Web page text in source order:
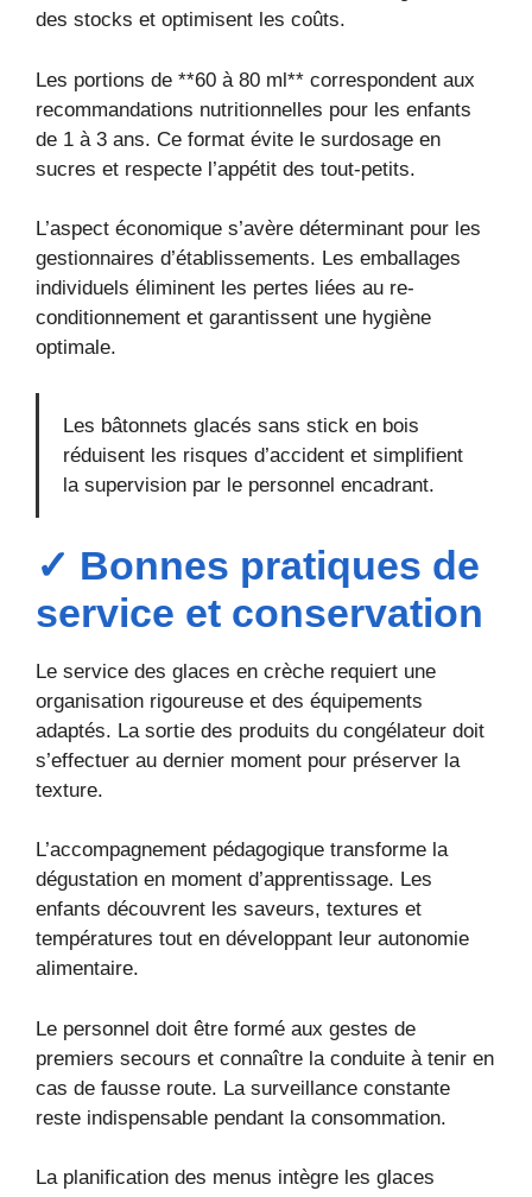
des stocks et optimisent les coûts.
Les portions de **60 à 80 ml** correspondent aux
recommandations nutritionnelles pour les enfants
de 1 à 3 ans. Ce format évite le surdosage en
sucres et respecte l’appétit des tout-petits.
L’aspect économique s’avère déterminant pour les
gestionnaires d’établissements. Les emballages
individuels éliminent les pertes liées au re-
conditionnement et garantissent une hygiène
optimale.
Les bâtonnets glacés sans stick en bois
réduisent les risques d’accident et simplifient
la supervision par le personnel encadrant.
✓ Bonnes pratiques de
service et conservation
Le service des glaces en crèche requiert une
organisation rigoureuse et des équipements
adaptés. La sortie des produits du congélateur doit
s’effectuer au dernier moment pour préserver la
texture.
L’accompagnement pédagogique transforme la
dégustation en moment d’apprentissage. Les
enfants découvrent les saveurs, textures et
températures tout en développant leur autonomie
alimentaire.
Le personnel doit être formé aux gestes de
premiers secours et connaître la conduite à tenir en
cas de fausse route. La surveillance constante
reste indispensable pendant la consommation.
La planification des menus intègre les glaces